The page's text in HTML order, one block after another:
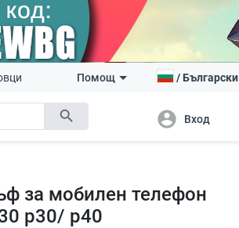
search
Помощ /Български
account_circle Вход
за мобилен телефон
p30/ p40